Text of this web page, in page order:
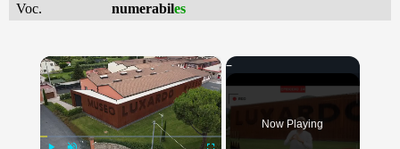
Voc.
numerabiles
×
Now Playing